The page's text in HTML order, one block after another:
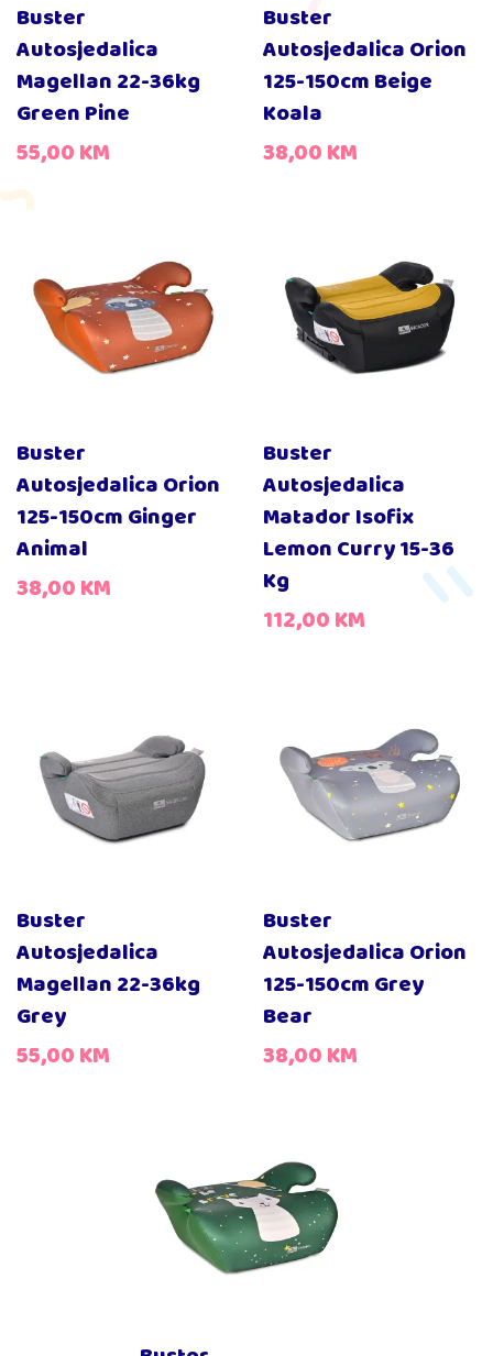
Buster
Autosjedalica
Magellan 22-36kg
Green Pine
55,00KM
Buster
Autosjedalica Orion
125-150cm Beige
Koala
38,00KM
Buster
Autosjedalica Orion
125-150cm Ginger
Animal
38,00KM
Buster
Autosjedalica
Matador Isofix
Lemon Curry 15-36
Kg
112,00KM
Buster
Autosjedalica
Magellan 22-36kg
Grey
55,00KM
Buster
Autosjedalica Orion
125-150cm Grey
Bear
38,00KM